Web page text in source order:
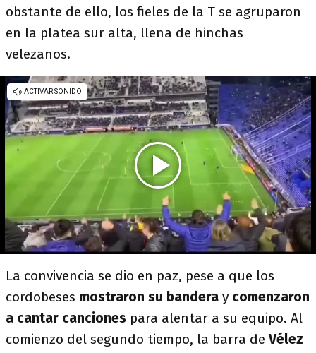
obstante de ello, los fieles de la T se agruparon
en la platea sur alta, llena de hinchas
velezanos.
La convivencia se dio en paz, pese a que los
cordobeses mostraron su bandera y comenzaron
a cantar canciones para alentar a su equipo. Al
comienzo del segundo tiempo, la barra deVélez